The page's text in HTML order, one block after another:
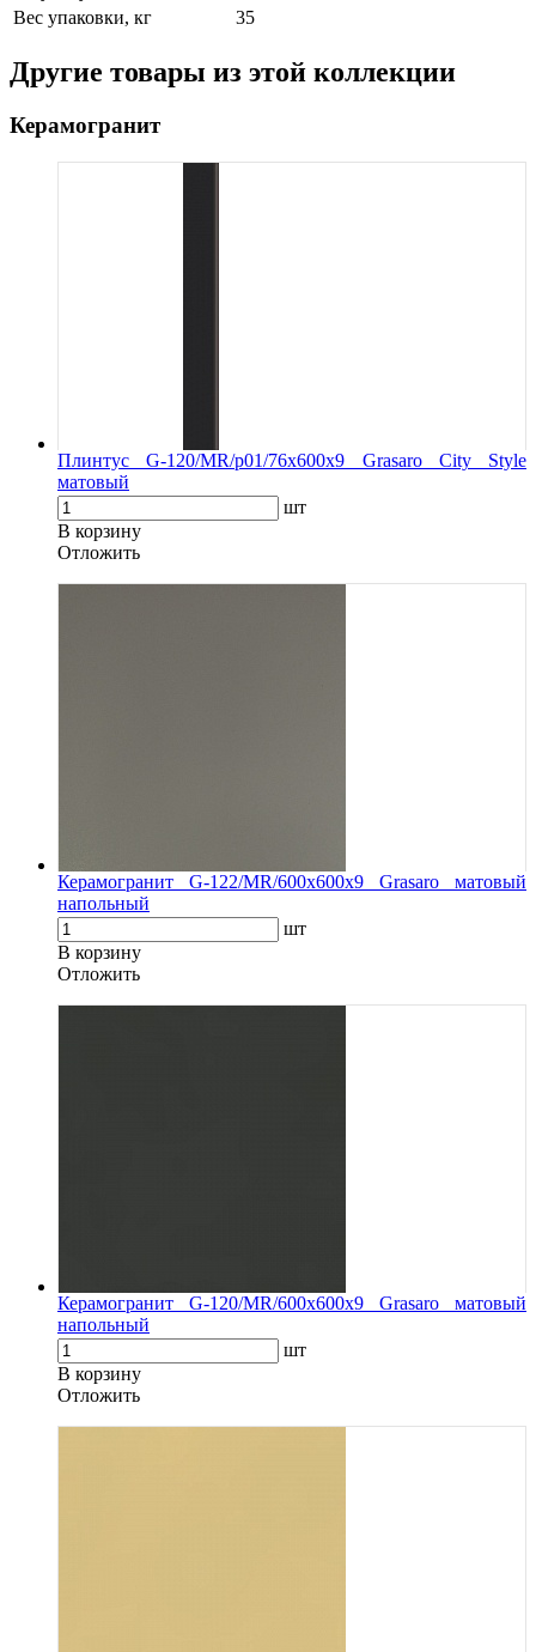
Вес упаковки, кг
35
Другие товары из этой коллекции
Керамогранит
Плинтус G-120/MR/p01/76x600x9 Grasaro City Style
матовый
шт
В корзину
Oтложить
Керамогранит G-122/MR/600x600x9 Grasaro матовый
напольный
шт
В корзину
Oтложить
Керамогранит G-120/MR/600x600x9 Grasaro матовый
напольный
шт
В корзину
Oтложить